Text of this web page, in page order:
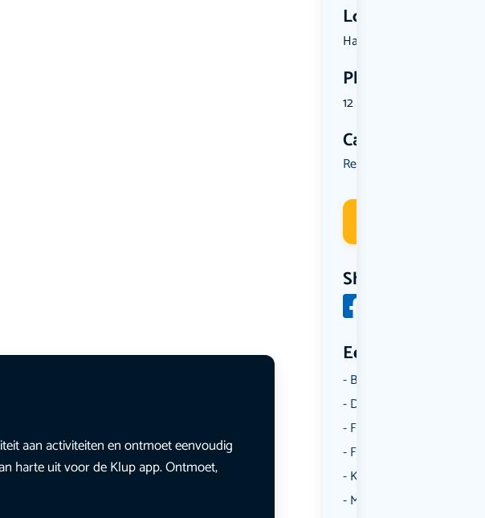
Locatie
Havenstraa...
Plekken
12 plekken beschikbaar
Categorie
Reizen
Share
Een aantal
Borrelen
Dansen
Fietsen
Film
Kunst & Cultuur
Muziek
aan activiteiten en ontmoet eenvoudig
harte uit voor de Klup app. Ontmoet,